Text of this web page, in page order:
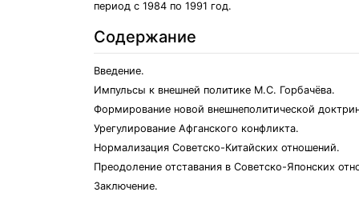
период с 1984 по 1991 год.
Содержание
Введение.
Импульсы к внешней политике М.С. Горбачёва.
Формирование новой внешнеполитической
Урегулирование Афганского конфликта.
Нормализация Советско-Китайских отношений.
Преодоление отставания в Советско-Японских
Заключение.